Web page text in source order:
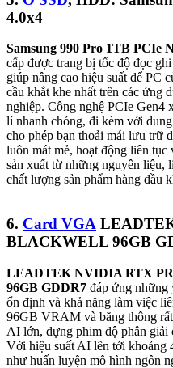
4.0x4
Samsung 990 Pro 1TB PCIe
cấp được trang bị tốc độ đọc
giúp nâng cao hiệu suất để PC
cầu khắt khe nhất trên các ứng
nghiệp. Công nghệ PCIe Gen4
lí nhanh chóng, đi kèm với
cho phép bạn thoải mái lưu trữ
luôn mát mẻ, hoạt động liên
sản xuất từ những nguyên liệu,
chất lượng sản phẩm hàng đầu
6. Card VGA
BLACKWELL 96GB
LEADTEK NVIDIA RTX
96GB GDDR7 đáp ứng những
ổn định và khả năng làm việc
96GB VRAM và băng thông
AI lớn, dựng phim độ phân giải
Với hiệu suất AI lên tới khoảng
như huấn luyện mô hình ngôn